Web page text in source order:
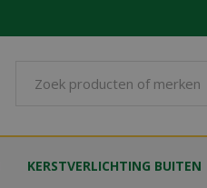
KERSTVERLICHTING BUITEN